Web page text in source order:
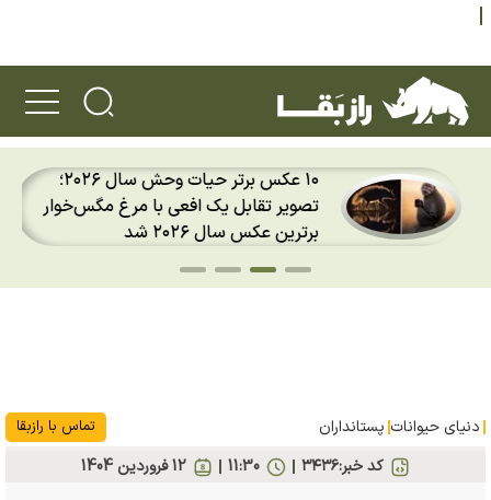
۱۰ عکس برتر حیات وحش سال ۲۰۲۶؛
تصویر تقابل یک افعی با مرغ مگس‌خوار
برترین عکس سال ۲۰۲۶ شد
دنیای حیوانات پستانداران تماس با رازبقا
کد خبر:۳۴۳۶ 12 فروردين 1404 11:30